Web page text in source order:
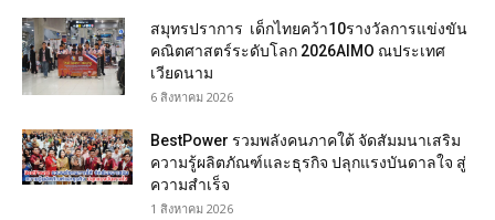
สมุทรปราการ เด็กไทยคว้า10รางวัลการแข่งขัน
คณิตศาสตร์ระดับโลก 2026AIMO ณประเทศ
เวียดนาม
6 สิงหาคม 2026
BestPower รวมพลังคนภาคใต้ จัดสัมมนาเสริม
ความรู้ผลิตภัณฑ์และธุรกิจ ปลุกแรงบันดาลใจ สู่
ความสำเร็จ
1 สิงหาคม 2026